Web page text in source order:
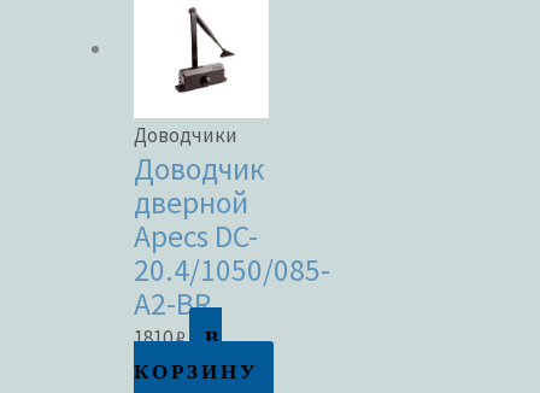
Доводчики
Доводчик
дверной
Apecs DC-
20.4/1050/085-
A2-BR
1810₽
В
КОРЗИНУ